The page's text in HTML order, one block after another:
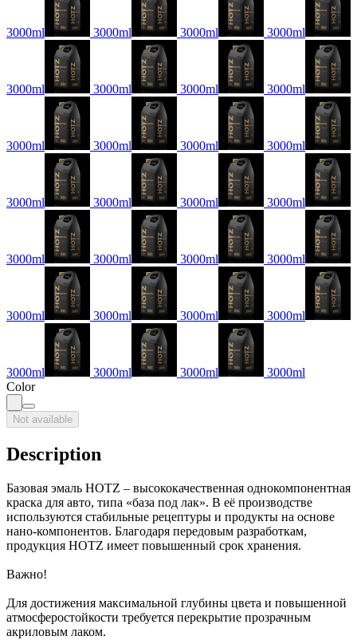
3000ml 3000ml 3000ml 3000ml
3000ml 3000ml 3000ml 3000ml
3000ml 3000ml 3000ml 3000ml
3000ml 3000ml 3000ml 3000ml
3000ml 3000ml 3000ml 3000ml
3000ml 3000ml 3000ml 3000ml
3000ml 3000ml 3000ml
3000ml
Color
Not available
Description
Базовая эмаль HOTZ – высококачественная однокомпонентная
краска для авто, типа «база под лак». В её производстве
используются стабильные рецептуры и продукты на основе
нано-компонентов. Благодаря передовым разработкам,
продукция HOTZ имеет повышенный срок хранения.
Важно!
Для достижения максимальной глубины цвета и повышенной
атмосферостойкости требуется перекрытие прозрачным
акриловым лаком.